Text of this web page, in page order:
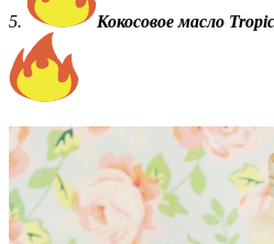
5. Кокосовое масло